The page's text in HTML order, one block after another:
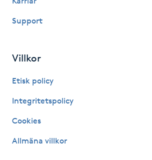
Medial vägledning
Medicinsk massage
Medium
Support
Villkor
Etisk policy
Integritetspolicy
Cookies
Allmäna villkor